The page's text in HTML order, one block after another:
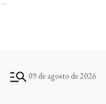
Ads
09 de agosto de 2026